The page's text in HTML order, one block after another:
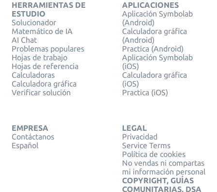
HERRAMIENTAS DE
ESTUDIO
Solucionador
Matemático de IA
AI Chat
Problemas populares
Hojas de trabajo
Hojas de referencia
Calculadoras
Calculadora gráfica
Verificar solución
APLICACIONES
Aplicación Symbolab
(Android)
Calculadora gráfica
(Android)
Practica (Android)
Aplicación Symbolab
(iOS)
Calculadora gráfica
(iOS)
Practica (iOS)
EMPRESA
Contáctanos
Español
LEGAL
Privacidad
Service Terms
Política de cookies
No vendas ni compartas
mi información personal
COPYRIGHT, GUÍAS
COMUNITARIAS, DSA